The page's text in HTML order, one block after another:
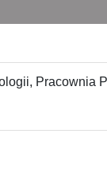
Pracownia